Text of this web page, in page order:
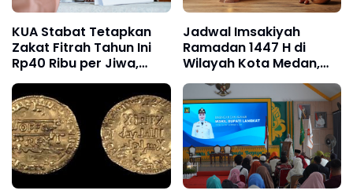
KUA Stabat Tetapkan
Zakat Fitrah Tahun Ini
Rp40 Ribu per Jiwa,
Fidyah Rp15 Ribu per
Hari
Jadwal Imsakiyah
Ramadan 1447 H di
Wilayah Kota Medan,
Deli Serdang, Binjai, dan
Langkat